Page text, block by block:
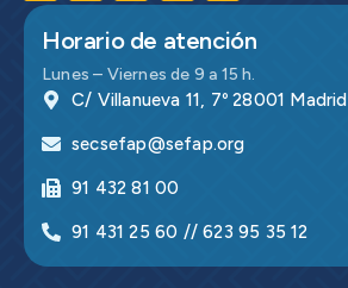
Horario de atención
Lunes – Viernes de 9 a 15 h.
C/ Villanueva 11, 7º 28001 Madrid
secsefap@sefap.org
91 432 81 00
91 431 25 60 // 623 95 35 12